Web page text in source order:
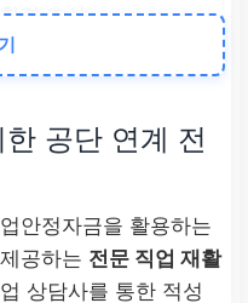
경 조성 .
귀 지원금
귀 근로자
근로자에게 일시
.
공단 연계 전
안정자금을 활용하는
공하는 전문 직업 재활
상담사를 통한 적성